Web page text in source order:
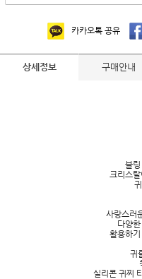
카카오톡 공유
상세정보 구매안내
블
크리스
사랑스러
다양
활용하
귀
실리콘 귀찌